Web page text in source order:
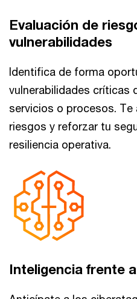
Evaluación de
vulnerabilidades
Identifica de forma
vulnerabilidades críticas
servicios o procesos. Te
riesgos y reforzar tu
resiliencia operativa.
Inteligencia frente